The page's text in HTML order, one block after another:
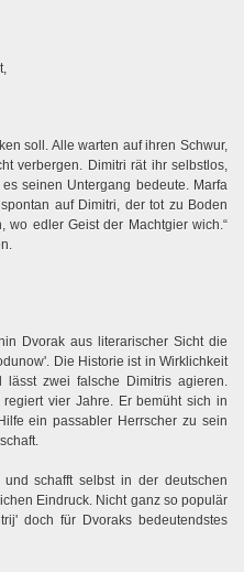
soll. Alle warten auf ihren Schwur,
verbergen. Dimitri rät ihr selbstlos,
seinen Untergang bedeute. Marfa
auf Dimitri, der tot zu Boden
wo edler Geist der Machtgier wich.“
Dvorak aus literarischer Sicht die
Die Historie ist in Wirklichkeit
zwei falsche Dimitris agieren.
vier Jahre. Er bemüht sich in
ein passabler Herrscher zu sein
schafft selbst in der deutschen
Eindruck. Nicht ganz so populär
doch für Dvoraks bedeutendstes